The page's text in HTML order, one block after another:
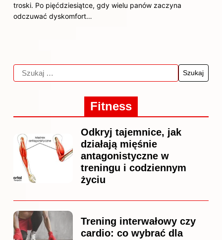
troski. Po pięćdziesiątce, gdy wielu panów zaczyna
odczuwać dyskomfort…
Fitness
Odkryj tajemnice, jak
działają mięśnie
antagonistyczne w
treningu i codziennym
życiu
Trening interwałowy czy
cardio: co wybrać dla